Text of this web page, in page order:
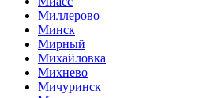
Миллерово
Минск
Мирный
Михайловка
Михнево
Мичуринск